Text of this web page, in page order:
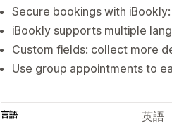
Secure bookings with
iBookly supports multiple
Custom fields: collect more
Use group appointments to
言語
英語